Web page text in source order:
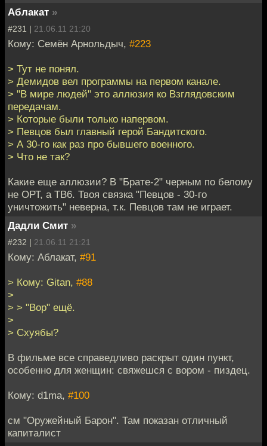
Аблакат »
#231 | 21.06.11 21:20
Кому: Семён Арнольдыч, #223
> Тут не понял.
> Демидов вел программы на первом канале.
> "В мире людей" это аллюзия ко Взглядовским
передачам.
> Которые были только напервом.
> Певцов был главный герой Бандитского.
> А 30-го как раз про бывшего военного.
> Что не так?
Какие еще аллюзии? В "Брате-2" черным по белому
не ОРТ, а ТВ6. Твоя связка "Певцов - 30-го
уничтожить" неверна, т.к. Певцов там не играет.
Дадли Смит »
#232 | 21.06.11 21:21
Кому: Аблакат, #91
> Кому: Gitan, #88
>
> > "Вор" ещё.
>
> Схуябы?
В фильме все справедливо раскрыт один пункт,
особенно для женщин: свяжешся с вором - пиздец.
Кому: d1ma, #100
см "Оружейный Барон". Там показан отличный
капиталист